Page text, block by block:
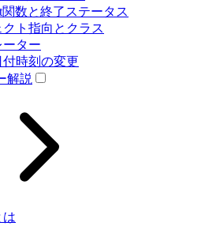
関数と終了ステータス
クト指向とクラス
ーター
付時刻の変更
解説
は